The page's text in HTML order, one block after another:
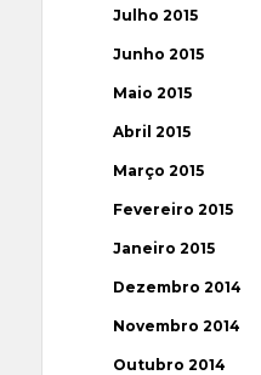
Julho 2015
Junho 2015
Maio 2015
Abril 2015
Março 2015
Fevereiro 2015
Janeiro 2015
Dezembro 2014
Novembro 2014
Outubro 2014